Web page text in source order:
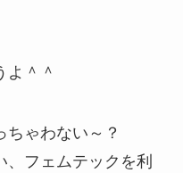
＾＾
ちゃわない～？
フェムテックを利